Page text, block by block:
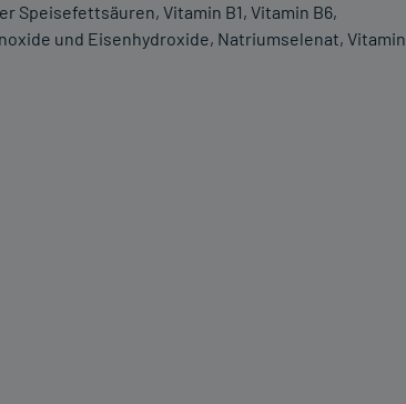
Speisefettsäuren, Vitamin B1, Vitamin B6,
und Eisenhydroxide, Natriumselenat, Vitamin